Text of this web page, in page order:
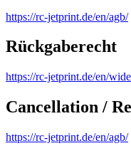
https://rc-jetprint.de/en/agb/
Rückgaberecht
https://rc-jetprint.de/en/
Cancellation /
https://rc-jetprint.de/en/agb/